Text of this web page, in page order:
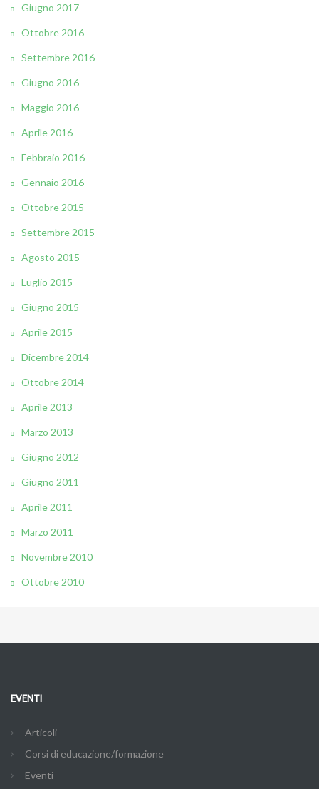
Giugno 2017
Ottobre 2016
Settembre 2016
Giugno 2016
Maggio 2016
Aprile 2016
Febbraio 2016
Gennaio 2016
Ottobre 2015
Settembre 2015
Agosto 2015
Luglio 2015
Giugno 2015
Aprile 2015
Dicembre 2014
Ottobre 2014
Aprile 2013
Marzo 2013
Giugno 2012
Giugno 2011
Aprile 2011
Marzo 2011
Novembre 2010
Ottobre 2010
EVENTI
Articoli
Corsi di educazione/formazione
Eventi